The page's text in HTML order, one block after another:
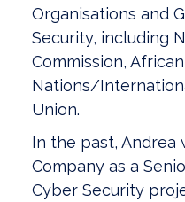
Organisations and
Security, including
Commission,
Nations/
Union.
In the past, Andrea
Company as a
Cyber Security